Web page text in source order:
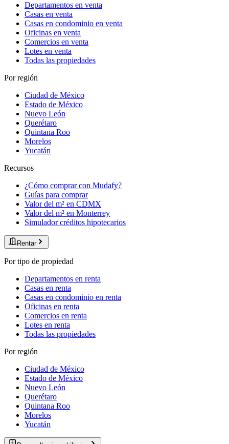
Departamentos en venta
Casas en venta
Casas en condominio en venta
Oficinas en venta
Comercios en venta
Lotes en venta
Todas las propiedades
Por región
Ciudad de México
Estado de México
Nuevo León
Querétaro
Quintana Roo
Morelos
Yucatán
Recursos
¿Cómo comprar con Mudafy?
Guías para comprar
Valor del m² en CDMX
Valor del m² en Monterrey
Simulador créditos hipotecarios
Rentar
Por tipo de propiedad
Departamentos en renta
Casas en renta
Casas en condominio en renta
Oficinas en renta
Comercios en renta
Lotes en renta
Todas las propiedades
Por región
Ciudad de México
Estado de México
Nuevo León
Querétaro
Quintana Roo
Morelos
Yucatán